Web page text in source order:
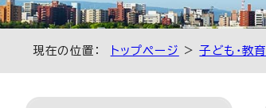
現在の位置： トップページ >子ども・教育